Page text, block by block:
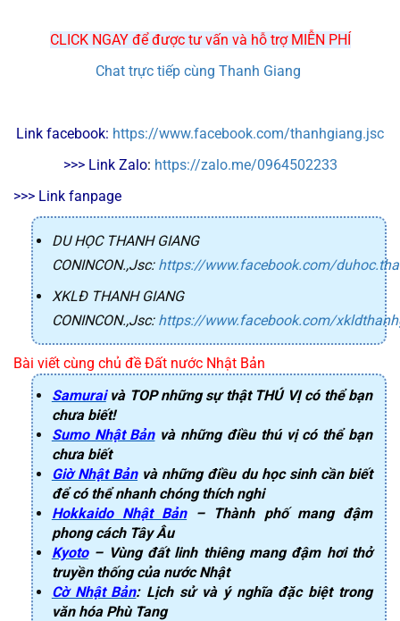
CLICK NGAY để được tư vấn và hỗ trợ MIỄN PHÍ
Chat trực tiếp cùng Thanh Giang
Link facebook: https://www.facebook.com/thanhgiang.jsc
>>> Link Zalo: https://zalo.me/0964502233
>>> Link fanpage
DU HỌC THANH GIANG
CONINCON.,Jsc: https://www.facebook.com/
XKLĐ THANH GIANG
CONINCON.,Jsc: https://www.facebook.com/
Bài viết cùng chủ đề Đất nước Nhật Bản
Samuraivà TOP những sự thật THÚ VỊ có thể bạn
chưa biết!
Sumo Nhật Bảnvà những điều thú vị có thể bạn
chưa biết
Giờ Nhật Bảnvà những điều du học sinh cần biết
để có thể nhanh chóng thích nghi
Hokkaido Nhật Bản– Thành phố mang đậm
phong cách Tây Âu
Kyoto– Vùng đất linh thiêng mang đậm hơi thở
truyền thống của nước Nhật
Cờ Nhật Bản: Lịch sử và ý nghĩa đặc biệt trong
văn hóa Phù Tang